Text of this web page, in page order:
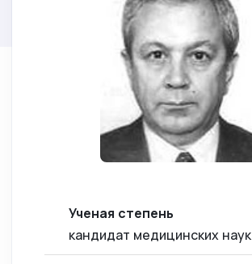
Ученая степень
кандидат медицинских наук